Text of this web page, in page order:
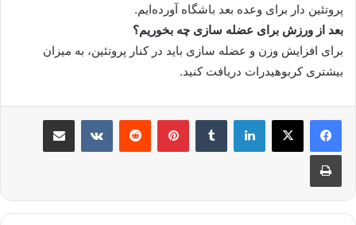
پروتئین دار برای وعده بعد باشگاه آورد‌ه‌ایم.
بعد از ورزش برای عضله سازی چه بخوریم؟
برای افزایش وزن و عضله سازی باید در کنار پروتئین، به میزان
بیشتری کربوهیدرات دریافت کنید.
لینکدین ‫تامبلر پینترست‫رددیت ‫VKontakteاشتراک گذاری از طریق ایمیل
چاپ